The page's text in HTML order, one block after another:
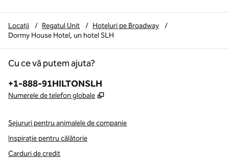
Locații / Regatul Unit / Hoteluri pe Broadway
/
Dormy House Hotel, un hotel SLH
Cu ce vă putem ajuta?
Telefon:
+1-888-91HILTONSLH
Numerele de telefon globale ,
Sejururi pentru animalele de companie
Inspirație pentru călătorie
Carduri de credit